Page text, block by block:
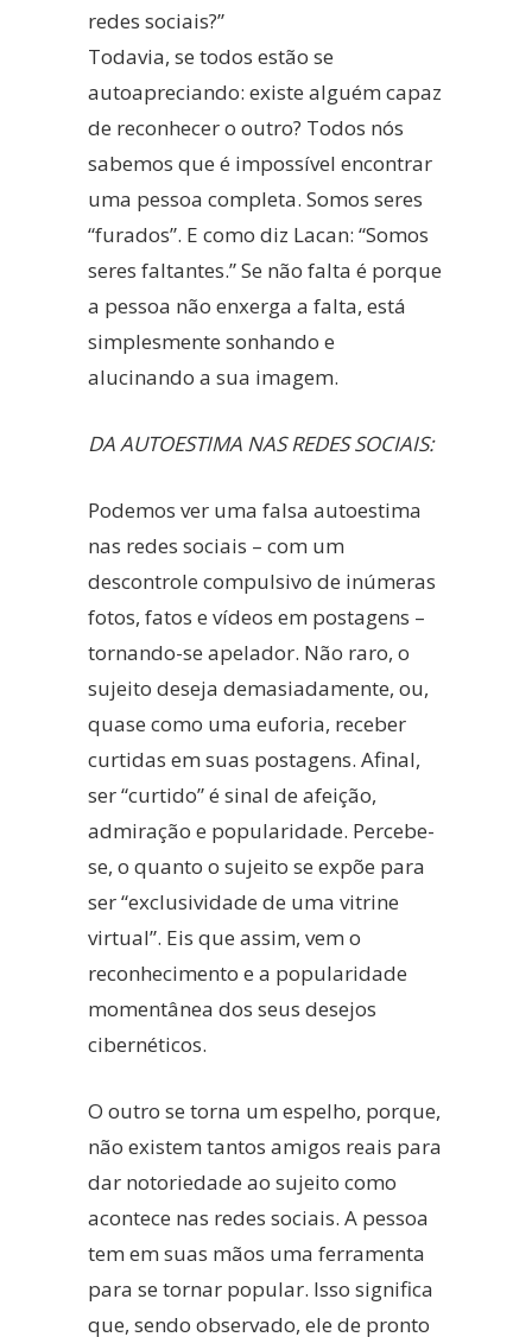
redes sociais?”
Todavia, se todos estão se
autoapreciando: existe alguém capaz
de reconhecer o outro? Todos nós
sabemos que é impossível encontrar
uma pessoa completa. Somos seres
“furados”. E como diz Lacan: “Somos
seres faltantes.” Se não falta é porque
a pessoa não enxerga a falta, está
simplesmente sonhando e
alucinando a sua imagem.
DA AUTOESTIMA NAS REDES SOCIAIS:
Podemos ver uma falsa autoestima
nas redes sociais – com um
descontrole compulsivo de inúmeras
fotos, fatos e vídeos em postagens –
tornando-se apelador. Não raro, o
sujeito deseja demasiadamente, ou,
quase como uma euforia, receber
curtidas em suas postagens. Afinal,
ser “curtido” é sinal de afeição,
admiração e popularidade. Percebe-
se, o quanto o sujeito se expõe para
ser “exclusividade de uma vitrine
virtual”. Eis que assim, vem o
reconhecimento e a popularidade
momentânea dos seus desejos
cibernéticos.
O outro se torna um espelho, porque,
não existem tantos amigos reais para
dar notoriedade ao sujeito como
acontece nas redes sociais. A pessoa
tem em suas mãos uma ferramenta
para se tornar popular. Isso significa
que, sendo observado, ele de pronto